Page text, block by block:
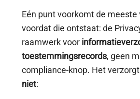
Eén punt voorkomt de meeste
voordat die ontstaat: de
raamwerk voor
toestemmingsrecords, geen
compliance-knop. Het
niet: